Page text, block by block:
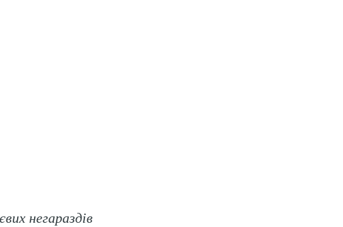
негараздів